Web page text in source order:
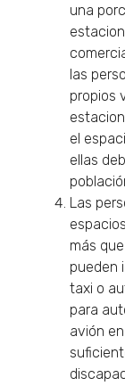
una
las
propios
el
ellas
Las
más
pueden
taxi o
para
avión